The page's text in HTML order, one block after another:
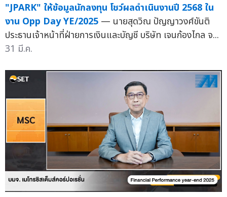
"JPARK" ให้ข้อมูลนักลงทุน โชว์ผลดำเนินงานปี 2568 ใน
งาน Opp Day YE/2025 — นายสุดวิณ ปัญญาวงศ์ขันติ
ประธานเจ้าหน้าที่ฝ่ายการเงินและบัญชี บริษัท เจนก้องไกล จ...
31 มี.ค.